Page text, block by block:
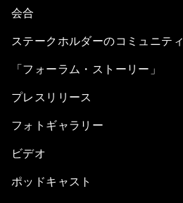
会合
ステークホルダーのコミュニティ
「フォーラム・ストーリー」
プレスリリース
フォトギャラリー
ビデオ
ポッドキャスト